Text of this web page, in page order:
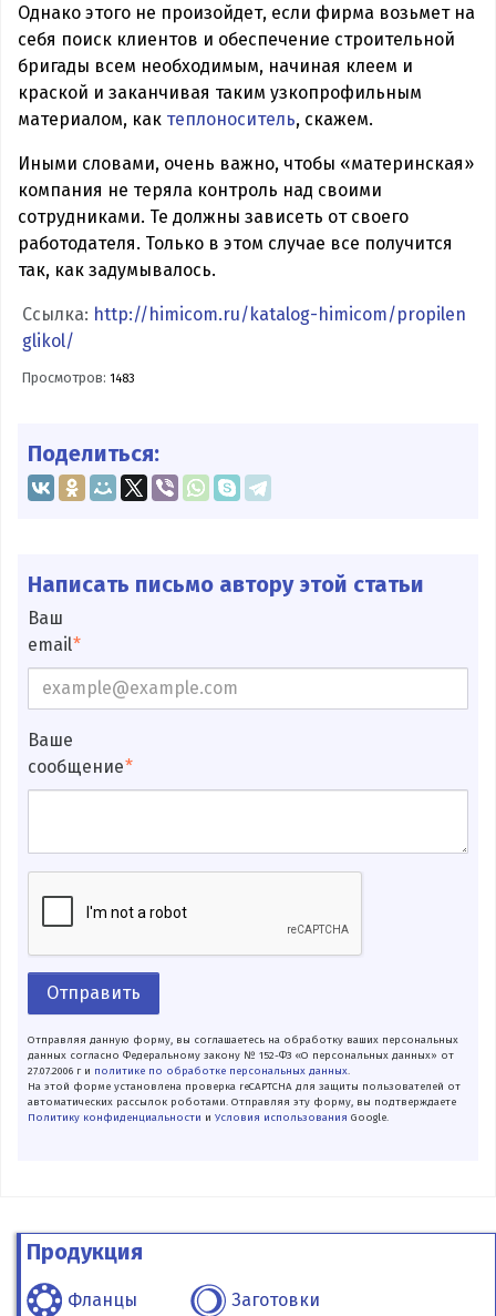
Однако этого не произойдет, если фирма возьмет на
себя поиск клиентов и обеспечение строительной
бригады всем необходимым, начиная клеем и
краской и заканчивая таким узкопрофильным
материалом, как теплоноситель, скажем.
Иными словами, очень важно, чтобы «материнская»
компания не теряла контроль над своими
сотрудниками. Те должны зависеть от своего
работодателя. Только в этом случае все получится
так, как задумывалось.
Ссылка: http://himicom.ru/katalog-himicom/propilen
glikol/
Просмотров:1483
Поделиться:
Написать письмо автору этой статьи
Ваш
email
Ваше
сообщение
Отправить
Отправляя данную форму, вы соглашаетесь на обработку ваших персональных
данных согласно Федеральному закону № 152-ФЗ «О персональных данных» от
27.07.2006 г и политике по обработке персональных данных.
На этой форме установлена проверка reCAPTCHA для защиты пользователей от
автоматических рассылок роботами. Отправляя эту форму, вы подтверждаете
Политику конфиденциальности и Условия использования Google.
Продукция
Фланцы Заготовки